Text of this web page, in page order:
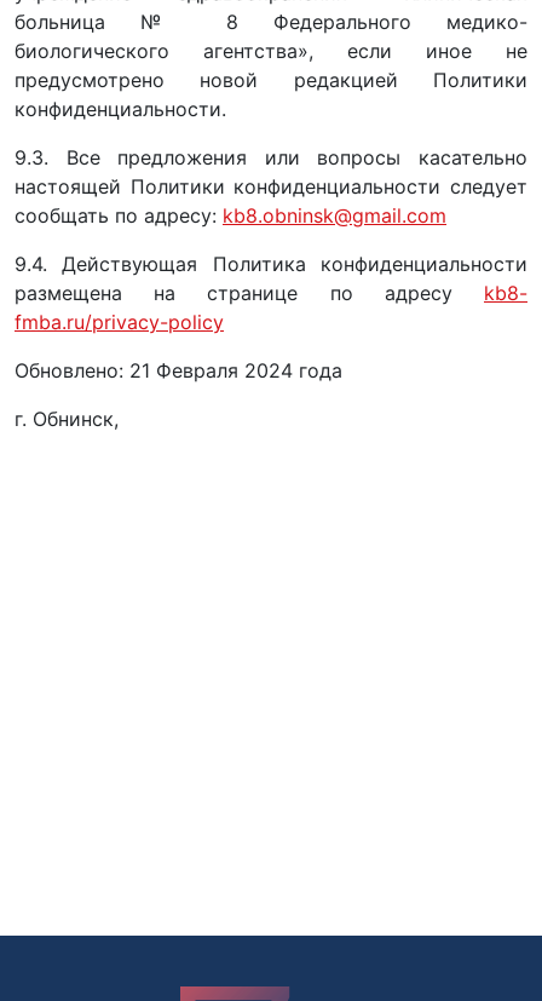
больница № 8 Федерального медико-
биологического агентства», если иное не
предусмотрено новой редакцией Политики
конфиденциальности.
9.3. Все предложения или вопросы касательно
настоящей Политики конфиденциальности следует
сообщать по адресу: kb8.obninsk@gmail.com
9.4. Действующая Политика конфиденциальности
размещена на странице по адресу kb8-
fmba.ru/privacy-policy
Обновлено: 21 Февраля 2024 года
г. Обнинск,